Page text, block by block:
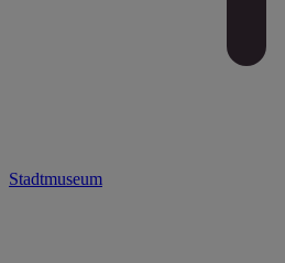
Stadtmuseum